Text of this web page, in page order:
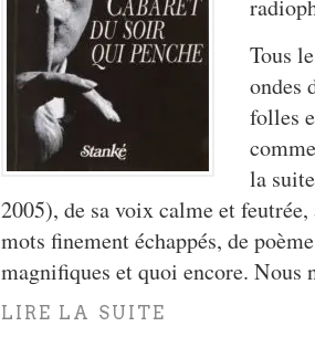
Tous
ondes
folles
la
2005), de sa voix calme et
mots finement échappés, de
magnifiques et quoi encore. Nous
LIRE LA SUITE